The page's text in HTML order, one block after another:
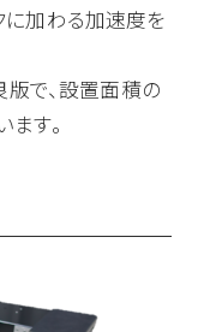
に加わる加速度を
で、設置面積の
す。